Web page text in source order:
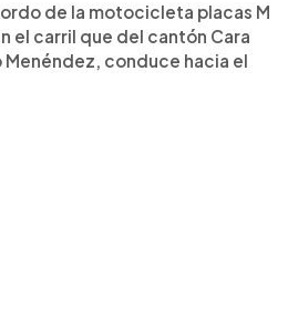
de la motocicleta placas M
el carril que del cantón Cara
Menéndez, conduce hacia el